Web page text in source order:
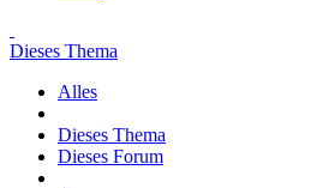
Dieses Thema
Alles
Dieses Thema
Dieses Forum